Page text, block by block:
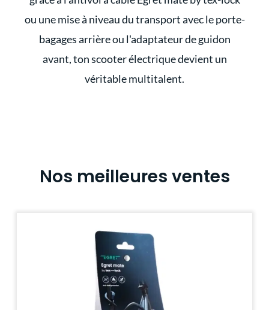
ou une mise à niveau du transport avec le porte-
bagages arrière ou l'adaptateur de guidon
avant, ton scooter électrique devient un
véritable multitalent.
Nos meilleures ventes